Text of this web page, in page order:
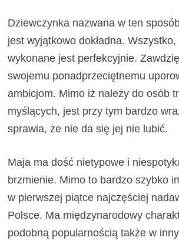
Dziewczynka nazwana w ten
jest wyjątkowo dokładna. Wszystko,
wykonane jest perfekcyjnie.
swojemu ponadprzeciętnemu
ambicjom. Mimo iż należy do osób
myślących, jest przy tym bardzo
sprawia, że nie da się jej nie lubić.
Maja ma dość nietypowe i
brzmienie. Mimo to bardzo szybko
w pierwszej piątce najczęściej
Polsce. Ma międzynarodowy
podobną popularnością także w